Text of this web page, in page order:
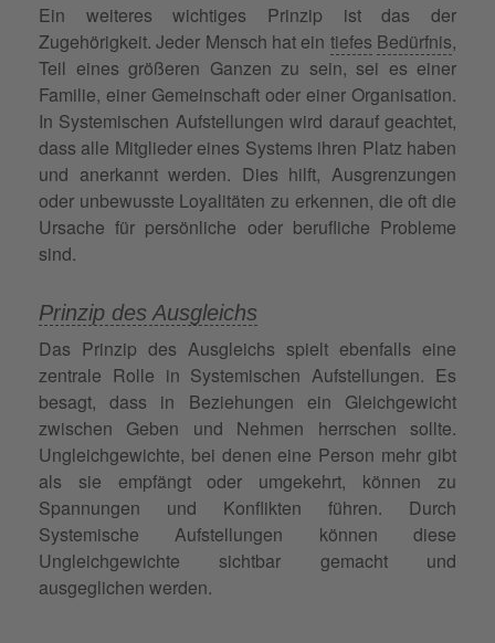
Ein weiteres wichtiges Prinzip ist das der
Zugehörigkeit. Jeder Mensch hat ein tiefes Bedürfnis,
Teil eines größeren Ganzen zu sein, sei es einer
Familie, einer Gemeinschaft oder einer Organisation.
In Systemischen Aufstellungen wird darauf geachtet,
dass alle Mitglieder eines Systems ihren Platz haben
und anerkannt werden. Dies hilft, Ausgrenzungen
oder unbewusste Loyalitäten zu erkennen, die oft die
Ursache für persönliche oder berufliche Probleme
sind.
Prinzip des Ausgleichs
Das Prinzip des Ausgleichs spielt ebenfalls eine
zentrale Rolle in Systemischen Aufstellungen. Es
besagt, dass in Beziehungen ein Gleichgewicht
zwischen Geben und Nehmen herrschen sollte.
Ungleichgewichte, bei denen eine Person mehr gibt
als sie empfängt oder umgekehrt, können zu
Spannungen und Konflikten führen. Durch
Systemische Aufstellungen können diese
Ungleichgewichte sichtbar gemacht und
ausgeglichen werden.